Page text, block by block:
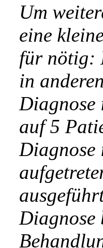
Um
eine
für nötig:
in
Diagnose
auf 5
Diagnose
Diagnose